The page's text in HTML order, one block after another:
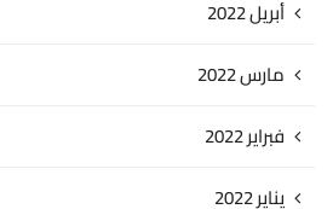
أبريل 2022
مارس 2022
فبراير 2022
يناير 2022